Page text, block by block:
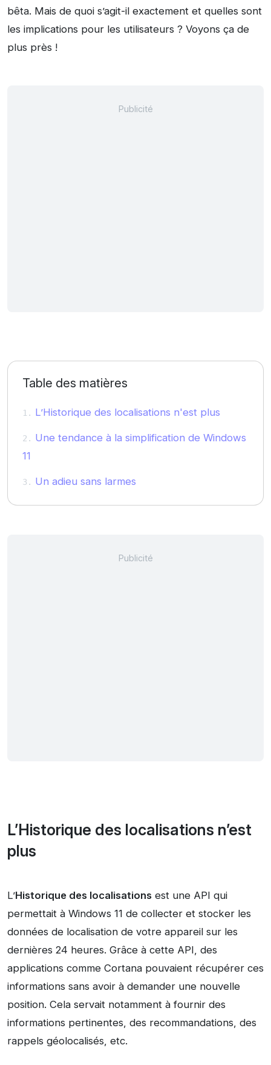
bêta. Mais de quoi s’agit-il exactement et quelles sont
les implications pour les utilisateurs ? Voyons ça de
plus près !
Table des matières
L’Historique des localisations n'est plus
Une tendance à la simplification de Windows
11
Un adieu sans larmes
L’Historique des localisations n’est
plus
L’Historique des localisations est une API qui
permettait à Windows 11 de collecter et stocker les
données de localisation de votre appareil sur les
dernières 24 heures. Grâce à cette API, des
applications comme Cortana pouvaient récupérer ces
informations sans avoir à demander une nouvelle
position. Cela servait notamment à fournir des
informations pertinentes, des recommandations, des
rappels géolocalisés, etc.